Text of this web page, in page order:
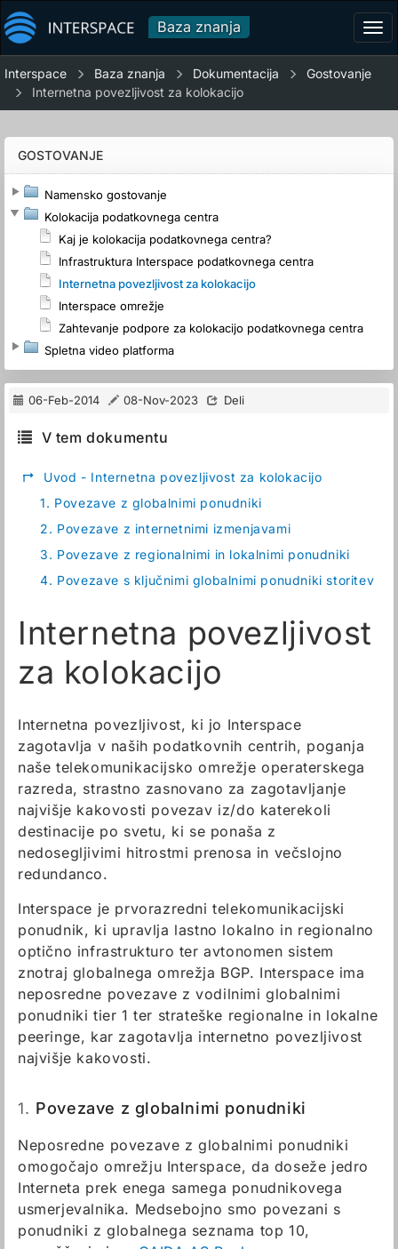
Baza znanja
Interspace Baza znanja Dokumentacija
Gostovanje
Internetna povezljivost za kolokacijo
GOSTOVANJE
Namensko gostovanje
Kolokacija podatkovnega centra
Kaj je kolokacija podatkovnega centra?
Infrastruktura Interspace podatkovnega centra
Internetna povezljivost za kolokacijo
Interspace omrežje
Zahtevanje podpore za kolokacijo podatkovnega centra
Spletna video platforma
06-Feb-2014 08-Nov-2023 Deli
V tem dokumentu
↱
Uvod - Internetna povezljivost za kolokacijo
1. Povezave z globalnimi ponudniki
2. Povezave z internetnimi izmenjavami
3. Povezave z regionalnimi in lokalnimi ponudniki
4. Povezave s ključnimi globalnimi ponudniki storitev
Internetna povezljivost
za kolokacijo
Internetna povezljivost, ki jo Interspace
zagotavlja v naših podatkovnih centrih, poganja
naše telekomunikacijsko omrežje operaterskega
razreda, strastno zasnovano za zagotavljanje
najvišje kakovosti povezav iz/do katerekoli
destinacije po svetu, ki se ponaša z
nedosegljivimi hitrostmi prenosa in večslojno
redundanco.
Interspace je prvorazredni telekomunikacijski
ponudnik, ki upravlja lastno lokalno in regionalno
optično infrastrukturo ter avtonomen sistem
znotraj globalnega omrežja BGP. Interspace ima
neposredne povezave z vodilnimi globalnimi
ponudniki tier 1 ter strateške regionalne in lokalne
peeringe, kar zagotavlja internetno povezljivost
najvišje kakovosti.
1. Povezave z globalnimi ponudniki
Neposredne povezave z globalnimi ponudniki
omogočajo omrežju Interspace, da doseže jedro
Interneta prek enega samega ponudnikovega
usmerjevalnika. Medsebojno smo povezani s
ponudniki z globalnega seznama top 10,